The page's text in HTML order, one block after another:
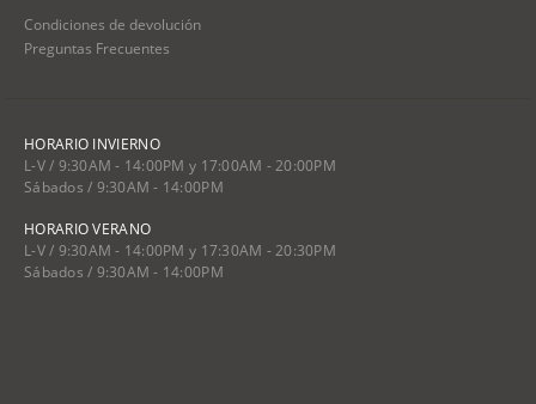
Condiciones de devolución
Preguntas Frecuentes
HORARIO INVIERNO
L-V / 9:30AM - 14:00PM y 17:00AM - 20:00PM
Sábados / 9:30AM - 14:00PM
HORARIO VERANO
L-V / 9:30AM - 14:00PM y 17:30AM - 20:30PM
Sábados / 9:30AM - 14:00PM